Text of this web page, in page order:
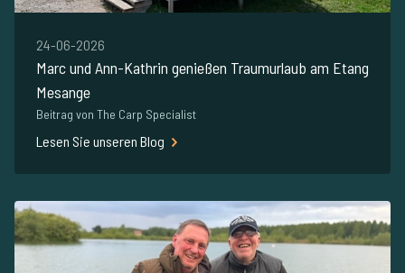
24-06-2026
Marc und Ann-Kathrin genießen Traumurlaub am Etang
Mesange
Beitrag von The Carp Specialist
Lesen Sie unseren Blog